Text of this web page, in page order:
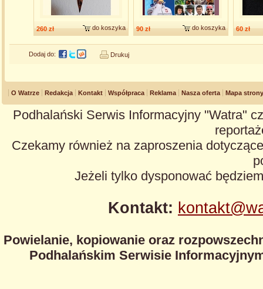
260 zł do koszyka 90 zł do koszyka 60 zł
Dodaj do: Drukuj
O Watrze Redakcja Kontakt Współpraca Reklama Nasza oferta Mapa strony
Podhalański Serwis Informacyjny "Watra"
Czekamy również na zaproszenia
Jeżeli tylko dysponować
Kontakt:
Powielanie, kopiowanie oraz
Podhalańskim Serwisie